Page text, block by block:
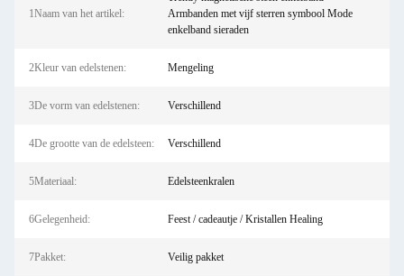
1Naam van het artikel:
Armbanden met vijf sterren symbool Mode
enkelband sieraden
2Kleur van edelstenen: Mengeling
3De vorm van edelstenen: Verschillend
4De grootte van de edelsteen: Verschillend
5Materiaal: Edelsteenkralen
6Gelegenheid: Feest / cadeautje / Kristallen Healing
7Pakket: Veilig pakket